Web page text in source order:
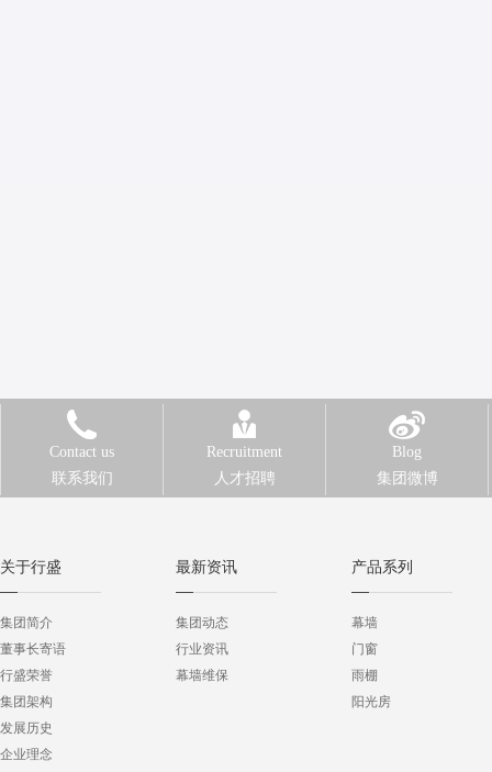
Contact us
联系我们
Recruitment
人才招聘
Blog
集团微博
关于行盛
集团简介
董事长寄语
行盛荣誉
集团架构
发展历史
企业理念
最新资讯
集团动态
行业资讯
幕墙维保
产品系列
幕墙
门窗
雨棚
阳光房